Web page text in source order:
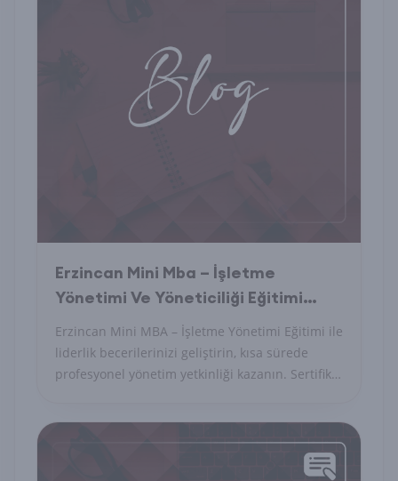
Erzincan Mini Mba – İşletme
Yönetimi Ve Yöneticiliği Eğitimi
Nedir?
Erzincan Mini MBA – İşletme Yönetimi Eğitimi ile
liderlik becerilerinizi geliştirin, kısa sürede
profesyonel yönetim yetkinliği kazanın. Sertifika